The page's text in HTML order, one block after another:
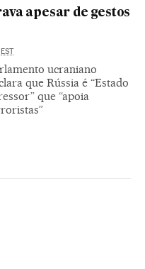
apesar de gestos
EST
ucraniano
que Rússia é “Estado
que “apoia